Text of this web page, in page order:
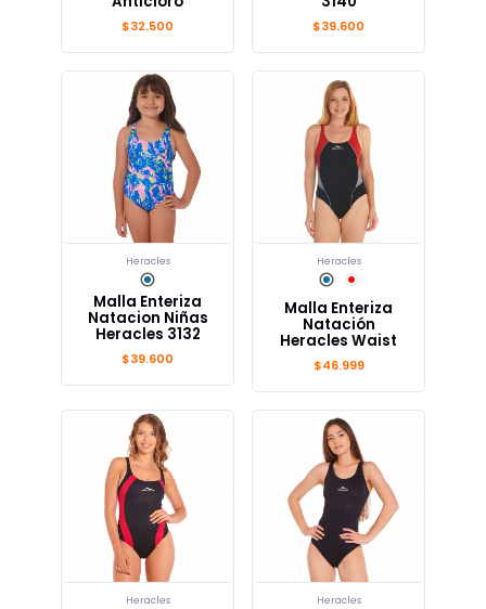
$32.500 $39.600
Heracles
Malla Enteriza
Natacion Niñas
Heracles 3132
$39.600
Heracles
Malla Enteriza
Natación
Heracles Waist
$46.999
Heracles Heracles